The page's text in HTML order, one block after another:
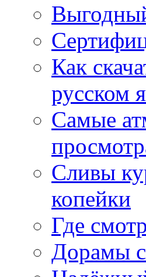
Как
русском
Самые
Сливы
копейки
Где
Дорамы